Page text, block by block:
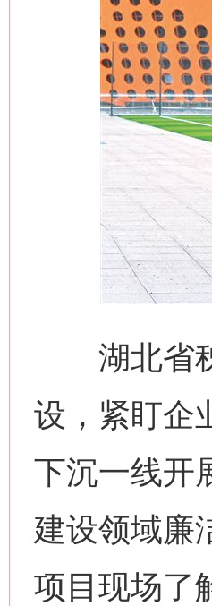
湖北省秭
设，紧盯企
下沉一线开
建设领域廉
项目现场了